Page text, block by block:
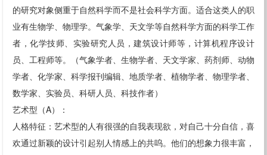
的研究对象侧重于自然科学而不是社会科学方面。适合这类人的职
业有生物学、物理学。气象学、天文学等自然科学方面的科学工作
者，化学技师、实验研究人员，建筑设计师等，计算机程序设计
员、工程师等。（气象学者、生物学者、天文学家、药剂师、动物
学者、化学家、科学报刊编辑、地质学者、植物学者、物理学者、
数学家、实验员、科研人员、科技作者）
艺术型（A）：
人格特征：艺术型的人有很强的自我表现欲，对自己十分自信，喜
欢通过新颖的设计引起别人情感上的共呜。他们的想象力很丰富，